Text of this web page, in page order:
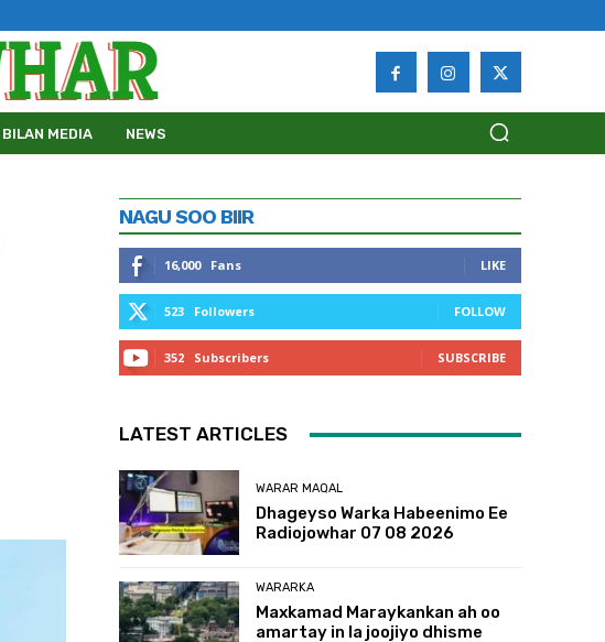
BILAN MEDIA NEWS
NAGU SOO BIIR
16,000 Fans LIKE
523 Followers FOLLOW
352 Subscribers SUBSCRIBE
LATEST ARTICLES
WARAR MAQAL
Dhageyso Warka Habeenimo Ee
Radiojowhar 07 08 2026
WARARKA
Maxkamad Maraykankan ah oo
amartay in la joojiyo dhisme